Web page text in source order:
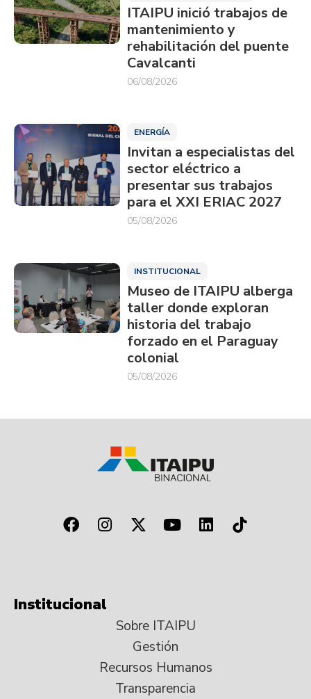
ITAIPU inició trabajos de
mantenimiento y
rehabilitación del puente
Cavalcanti
06/08/2026
ENERGÍA
Invitan a especialistas del
sector eléctrico a
presentar sus trabajos
para el XXI ERIAC 2027
05/08/2026
INSTITUCIONAL
Museo de ITAIPU alberga
taller donde exploran
historia del trabajo
forzado en el Paraguay
colonial
05/08/2026
Institucional
Sobre ITAIPU
Gestión
Recursos Humanos
Transparencia